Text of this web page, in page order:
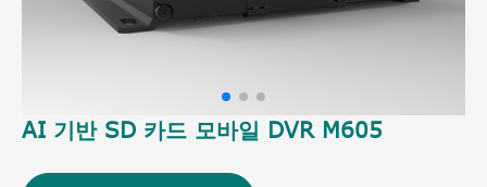
AI 기반 SD 카드 모바일 DVR M605